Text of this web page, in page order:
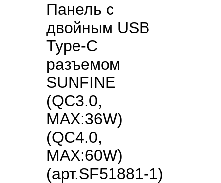
Панель с
двойным USB
Type-C
разъемом
SUNFINE
(QC3.0,
MAX:36W)
(QC4.0,
MAX:60W)
(арт.SF51881-1)